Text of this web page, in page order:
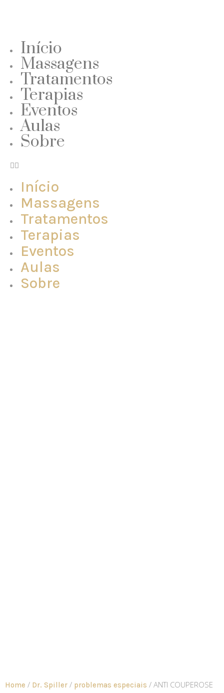
Início
Massagens
Tratamentos
Terapias
Eventos
Aulas
Sobre
Início
Massagens
Tratamentos
Terapias
Eventos
Aulas
Sobre
Home / Dr. Spiller / problemas especiais / ANTI COUPEROSE